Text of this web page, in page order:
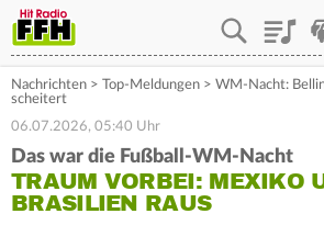
Playlist
Nachrichten > Top-Meldungen > WM-Nacht:
scheitert
06.07.2026, 05:40 Uhr
Das war die Fußball-WM-Nacht
TRAUM VORBEI: MEXIKO
BRASILIEN RAUS